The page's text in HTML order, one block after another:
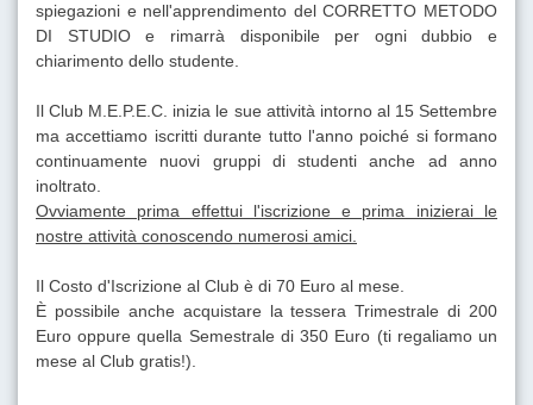
spiegazioni e nell'apprendimento del CORRETTO METODO
DI STUDIO e rimarrà disponibile per ogni dubbio e
chiarimento dello studente.
Il Club M.E.P.E.C. inizia le sue attività intorno al 15 Settembre
ma accettiamo iscritti durante tutto l'anno poiché si formano
continuamente nuovi gruppi di studenti anche ad anno
inoltrato.
Ovviamente prima effettui l'iscrizione e prima inizierai le
nostre attività conoscendo numerosi amici.
Il Costo d'Iscrizione al Club è di 70 Euro al mese.
È possibile anche acquistare la tessera Trimestrale di 200
Euro oppure quella Semestrale di 350 Euro (ti regaliamo un
mese al Club gratis!).